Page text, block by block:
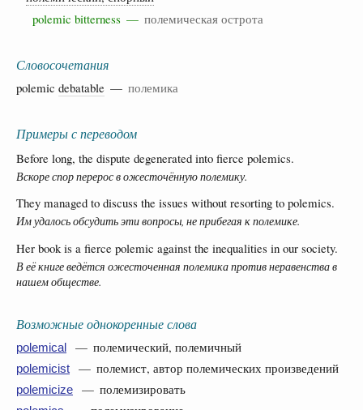
polemic bitterness — полемическая острота
Словосочетания
polemic debatable — полемика
Примеры с переводом
Before long, the dispute degenerated into fierce polemics.
Вскоре спор перерос в ожесточённую полемику.
They managed to discuss the issues without resorting to polemics.
Им удалось обсудить эти вопросы, не прибегая к полемике.
Her book is a fierce polemic against the inequalities in our society.
В её книге ведётся ожесточенная полемика против неравенства в
нашем обществе.
Возможные однокоренные слова
polemical — полемический, полемичный
polemicist — полемист, автор полемических произведений
polemicize — полемизировать